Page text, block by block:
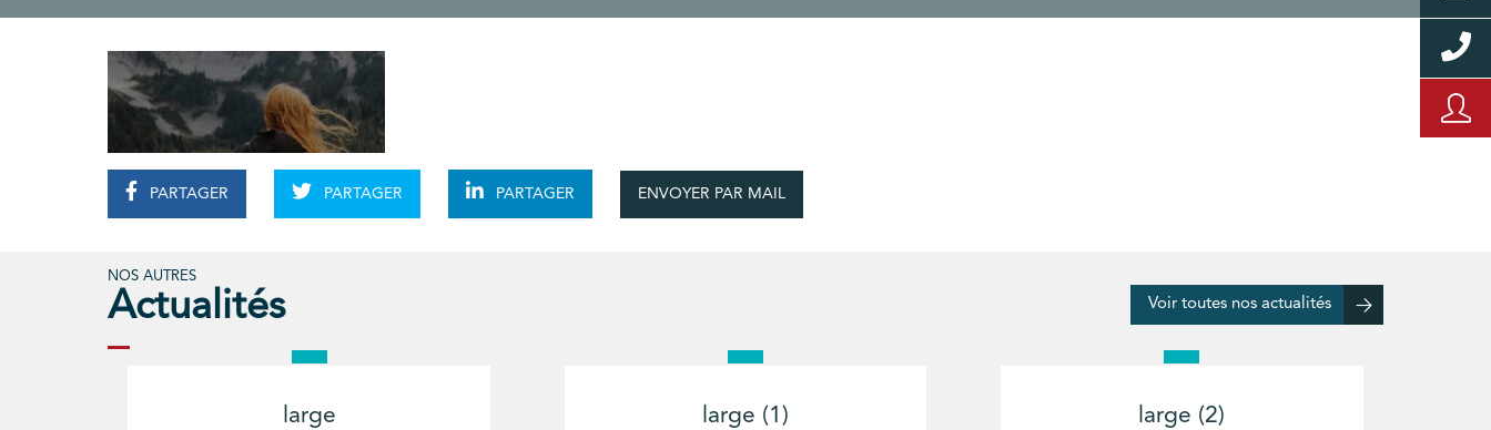
PARTAGER PARTAGER PARTAGER ENVOYER PAR MAIL
NOS AUTRES
Actualités Voir toutes nos actualités
large large (1) large (2)